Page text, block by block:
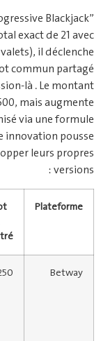
Blackjack”
exact de 21 avec
il déclenche
commun partagé
là . Le montant
mais augmente
via une formule
innovation pousse
leurs propres
versions :
Plateforme
Betway